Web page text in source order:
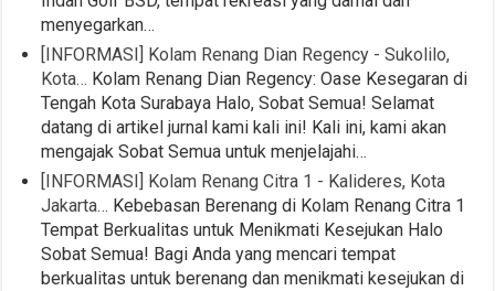
menyegarkan…
[INFORMASI] Kolam Renang Dian Regency - Sukolilo,
Kota… Kolam Renang Dian Regency: Oase Kesegaran di
Tengah Kota Surabaya Halo, Sobat Semua! Selamat
datang di artikel jurnal kami kali ini! Kali ini, kami akan
mengajak Sobat Semua untuk menjelajahi…
[INFORMASI] Kolam Renang Citra 1 - Kalideres, Kota
Jakarta… Kebebasan Berenang di Kolam Renang Citra 1
Tempat Berkualitas untuk Menikmati Kesejukan Halo
Sobat Semua! Bagi Anda yang mencari tempat
berkualitas untuk berenang dan menikmati kesejukan di